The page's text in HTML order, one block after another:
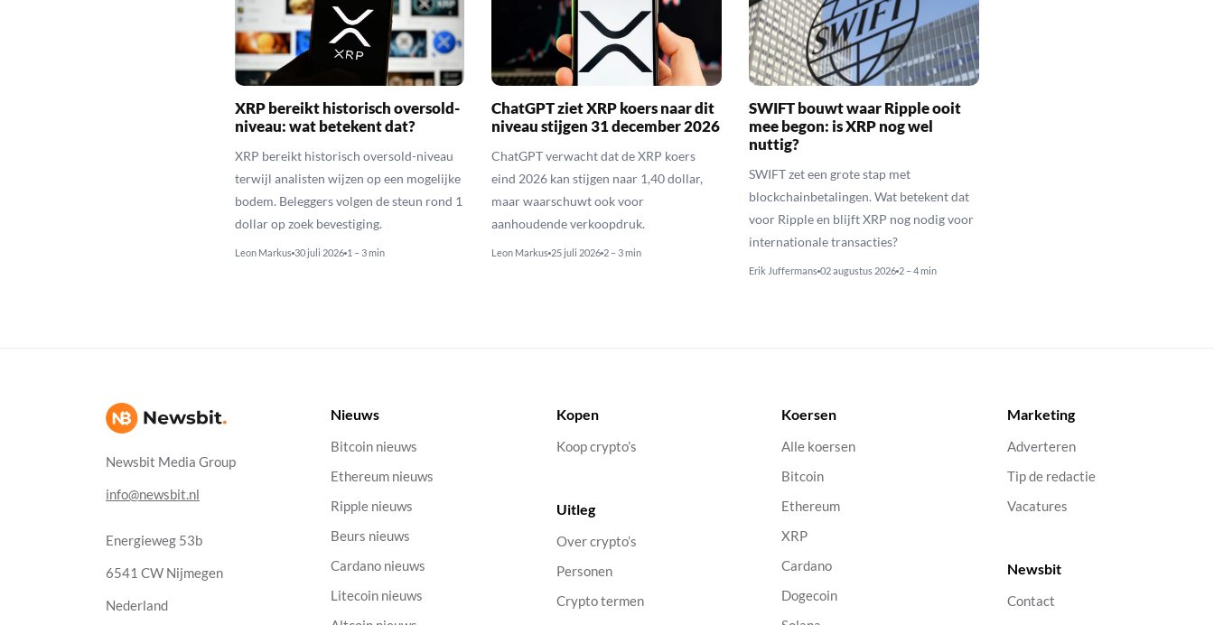
XRP bereikt historisch oversold-
niveau: wat betekent dat?
XRP bereikt historisch oversold-niveau
terwijl analisten wijzen op een mogelijke
bodem. Beleggers volgen de steun rond 1
dollar op zoek bevestiging.
Leon Markus 30 juli 2026 1 – 3 min
ChatGPT ziet XRP koers naar dit
niveau stijgen 31 december 2026
ChatGPT verwacht dat de XRP koers
eind 2026 kan stijgen naar 1,40 dollar,
maar waarschuwt ook voor
aanhoudende verkoopdruk.
Leon Markus 25 juli 2026 2 – 3 min
SWIFT bouwt waar Ripple ooit
mee begon: is XRP nog wel
nuttig?
SWIFT zet een grote stap met
blockchainbetalingen. Wat betekent dat
voor Ripple en blijft XRP nog nodig voor
internationale transacties?
Erik Juffermans 02 augustus 2026 2 – 4 min
Newsbit Media Group
info@newsbit.nl
Energieweg 53b
6541 CW Nijmegen
Nederland
Nieuws
Bitcoin nieuws
Ethereum nieuws
Ripple nieuws
Beurs nieuws
Cardano nieuws
Litecoin nieuws
Kopen
Koop crypto’s
Uitleg
Over crypto’s
Personen
Crypto termen
Koersen
Alle koersen
Bitcoin
Ethereum
XRP
Cardano
Dogecoin
Marketing
Adverteren
Tip de redactie
Vacatures
Newsbit
Contact